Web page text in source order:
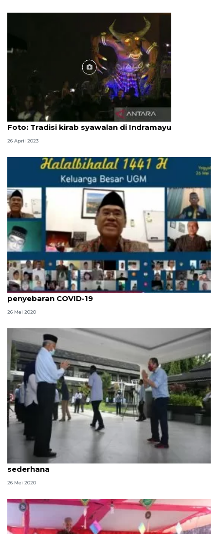
Foto
Foto: Tradisi kirab syawalan di Indramayu
26 April 2023
UGM gelar halalbihalal secara virtual hindari
penyebaran COVID-19
26 Mei 2020
Hari pertama kerja Pemkab Sleman gelar Syawalan
sederhana
26 Mei 2020